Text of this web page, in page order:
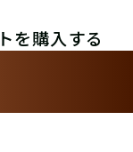
を購入する